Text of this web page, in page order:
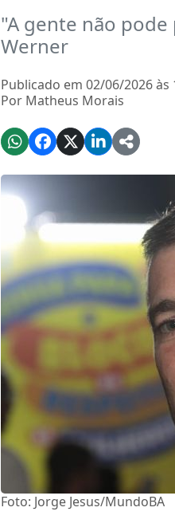
"A gente não pode
Werner
Publicado em 02/06/2026 às
Por Matheus Morais
Foto: Jorge Jesus/MundoBA